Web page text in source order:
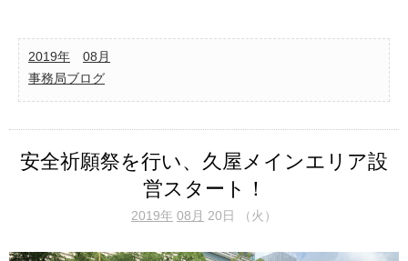
2019年
08月
事務局ブログ
安全祈願祭を行い、久屋メインエリア設
営スタート！
2019年 08月 20日 （火）